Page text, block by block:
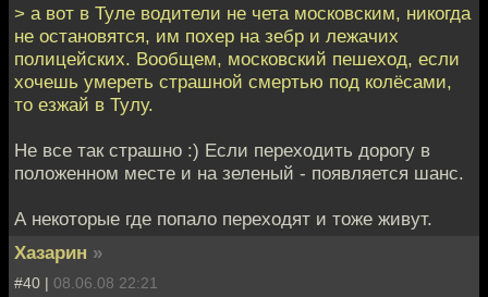
> а вот в Туле водители не чета московским, никогда
не остановятся, им похер на зебр и лежачих
полицейских. Вообщем, московский пешеход, если
хочешь умереть страшной смертью под колёсами,
то езжай в Тулу.
Не все так страшно :) Если переходить дорогу в
положенном месте и на зеленый - появляется шанс.
А некоторые где попало переходят и тоже живут.
Хазарин »
#40 | 08.06.08 22:21